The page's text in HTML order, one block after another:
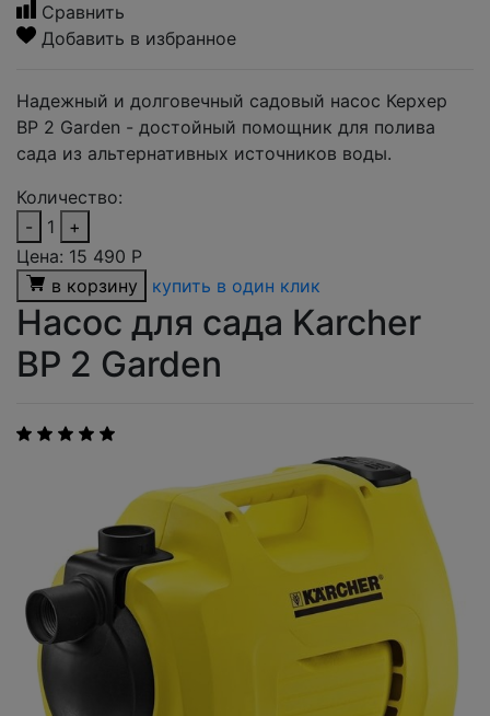
Сравнить
Добавить в избранное
Надежный и долговечный садовый насос Керхер
BP 2 Garden - достойный помощник для полива
сада из альтернативных источников воды.
Количество:
-
1
+
Цена: 15 490 Р
в корзину
купить в один клик
Насос для сада Karcher
BP 2 Garden